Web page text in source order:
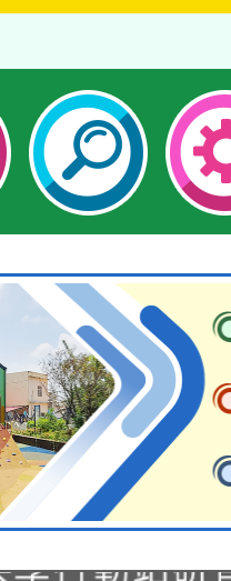
度第2次
公告(無人